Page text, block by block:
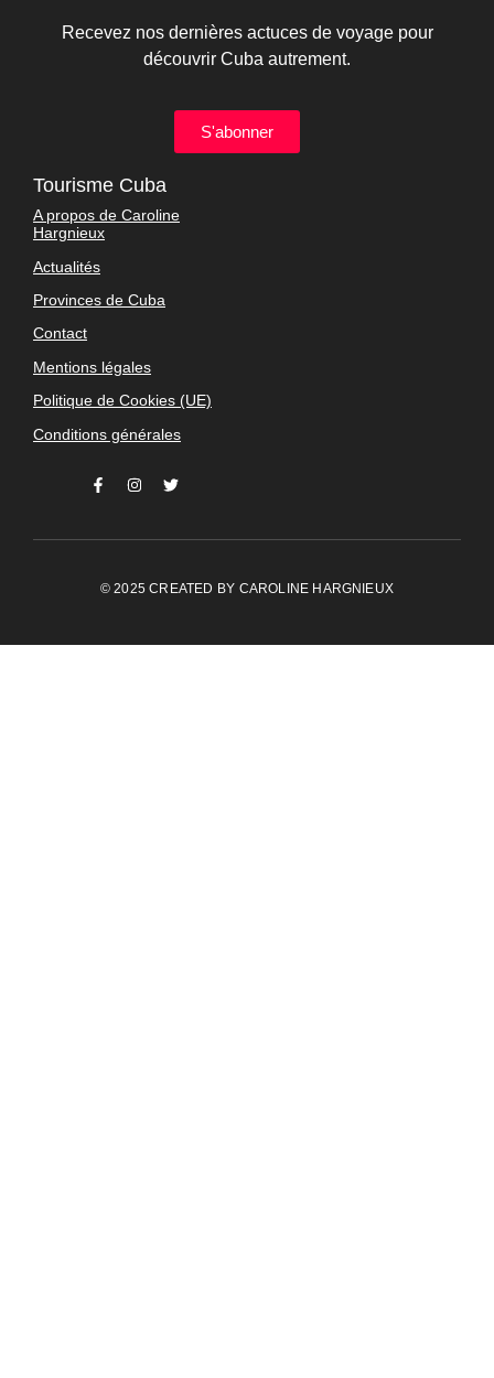
Recevez nos dernières actuces de voyage pour
découvrir Cuba autrement.
S'abonner
Tourisme Cuba
A propos de Caroline
Hargnieux
Actualités
Provinces de Cuba
Contact
Mentions légales
Politique de Cookies (UE)
Conditions générales
© 2025 CREATED BY CAROLINE HARGNIEUX